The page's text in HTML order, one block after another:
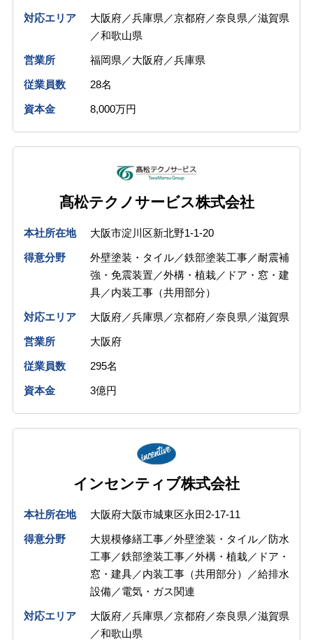
対応エリア
大阪府／兵庫県／京都府／奈良県／滋賀県
／和歌山県
営業所 福岡県／大阪府／兵庫県
従業員数 28名
資本金 8,000万円
髙松テクノサービス株式会社
本社所在地 大阪市淀川区新北野1-1-20
得意分野
外壁塗装・タイル／鉄部塗装工事／耐震補
強・免震装置／外構・植栽／ドア・窓・建
具／内装工事（共用部分）
対応エリア 大阪府／兵庫県／京都府／奈良県／滋賀県
営業所 大阪府
従業員数 295名
資本金 3億円
インセンティブ株式会社
本社所在地 大阪府大阪市城東区永田2-17-11
得意分野
大規模修繕工事／外壁塗装・タイル／防水
工事／鉄部塗装工事／外構・植栽／ドア・
窓・建具／内装工事（共用部分）／給排水
設備／電気・ガス関連
対応エリア
大阪府／兵庫県／京都府／奈良県／滋賀県
／和歌山県